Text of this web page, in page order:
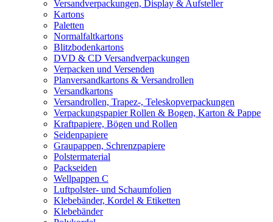
Versandverpackungen, Display & Aufsteller
Kartons
Paletten
Normalfaltkartons
Blitzbodenkartons
DVD & CD Versandverpackungen
Verpacken und Versenden
Planversandkartons & Versandrollen
Versandkartons
Versandrollen, Trapez-, Teleskopverpackungen
Verpackungspapier Rollen & Bogen, Karton & Pappe
Kraftpapiere, Bögen und Rollen
Seidenpapiere
Graupappen, Schrenzpapiere
Polstermaterial
Packseiden
Wellpappen C
Luftpolster- und Schaumfolien
Klebebänder, Kordel & Etiketten
Klebebänder